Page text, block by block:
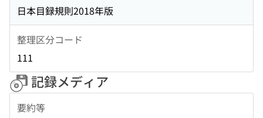
日本目録規則2018年版
整理区分コード
111
記録メディア
要約等